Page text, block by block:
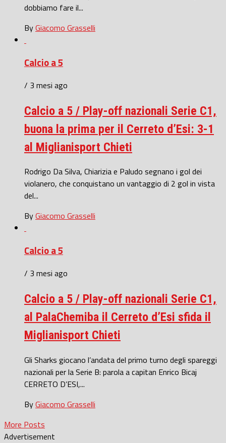
dobbiamo fare il...
ByGiacomo Grasselli
Calcio a 5
/ 3 mesi ago
Calcio a 5 / Play-off nazionali Serie C1,
buona la prima per il Cerreto d’Esi: 3-1
al Miglianisport Chieti
Rodrigo Da Silva, Chiarizia e Paludo segnano i gol dei
violanero, che conquistano un vantaggio di 2 gol in vista
del...
ByGiacomo Grasselli
Calcio a 5
/ 3 mesi ago
Calcio a 5 / Play-off nazionali Serie C1,
al PalaChemiba il Cerreto d’Esi sfida il
Miglianisport Chieti
Gli Sharks giocano l’andata del primo turno degli spareggi
nazionali per la Serie B: parola a capitan Enrico Bicaj
CERRETO D’ESI,...
ByGiacomo Grasselli
More Posts
Advertisement